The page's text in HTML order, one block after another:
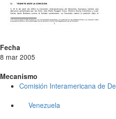
Fecha
8 mar 2005
Mecanismo
Comisión Interamericana de
Venezuela